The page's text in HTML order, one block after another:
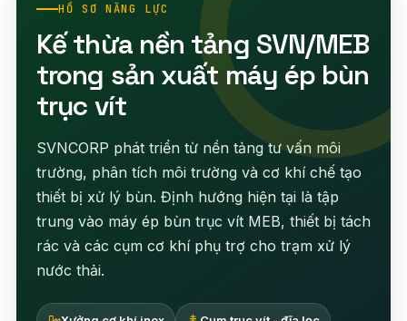
HỒ SƠ NĂNG LỰC
Kế thừa nền tảng SVN/MEB
trong sản xuất máy ép bùn
trục vít
SVNCORP phát triển từ nền tảng tư vấn môi
trường, phân tích môi trường và cơ khí chế tạo
thiết bị xử lý bùn. Định hướng hiện tại là tập
trung vào máy ép bùn trục vít MEB, thiết bị tách
rác và các cụm cơ khí phụ trợ cho trạm xử lý
nước thải.